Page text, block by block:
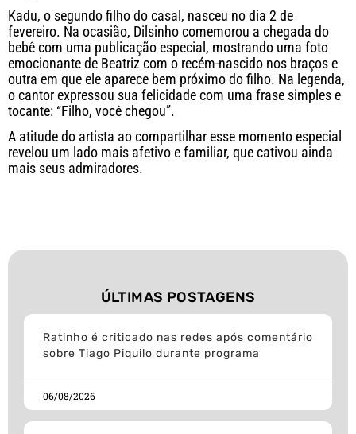
Kadu, o segundo filho do casal, nasceu no dia 2 de
fevereiro. Na ocasião, Dilsinho comemorou a chegada do
bebê com uma publicação especial, mostrando uma foto
emocionante de Beatriz com o recém-nascido nos braços e
outra em que ele aparece bem próximo do filho. Na legenda,
o cantor expressou sua felicidade com uma frase simples e
tocante: “Filho, você chegou”.
A atitude do artista ao compartilhar esse momento especial
revelou um lado mais afetivo e familiar, que cativou ainda
mais seus admiradores.
ÚLTIMAS POSTAGENS
Ratinho é criticado nas redes após comentário
sobre Tiago Piquilo durante programa
06/08/2026